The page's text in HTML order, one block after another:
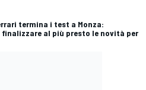
termina i test a Monza:
finalizzare al più presto le novità per